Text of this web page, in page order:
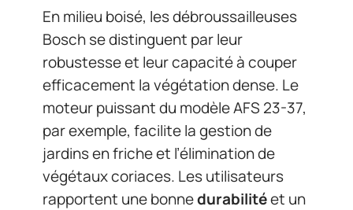
En milieu boisé, les débroussailleuses
Bosch se distinguent par leur
robustesse et leur capacité à couper
efficacement la végétation dense. Le
moteur puissant du modèle AFS 23-37,
par exemple, facilite la gestion de
jardins en friche et l’élimination de
végétaux coriaces. Les utilisateurs
rapportent une bonnedurabilitéet un